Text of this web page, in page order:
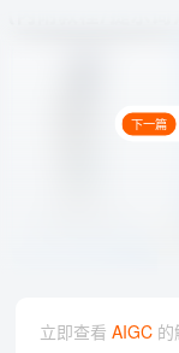
下一篇
立即查看 AIGC的